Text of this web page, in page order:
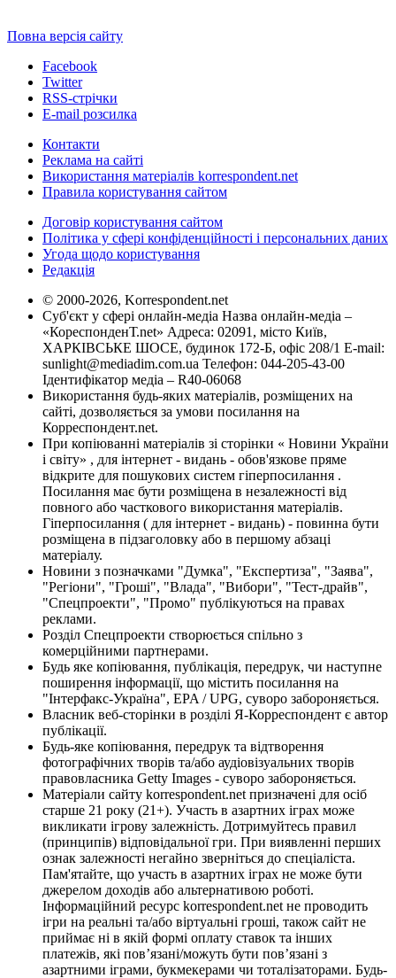
Повна версія сайту
Facebook
Twitter
RSS-стрічки
E-mail розсилка
Контакти
Реклама на сайті
Використання матеріалів korrespondent.net
Правила користування сайтом
Договір користування сайтом
Політика у сфері конфіденційності і персональних даних
Угода щодо користування
Редакція
© 2000-2026, Korrespondent.net
Суб'єкт у сфері онлайн-медіа Назва онлайн-медіа –
«КореспонденТ.net» Адреса: 02091, місто Київ,
ХАРКІВСЬКЕ ШОСЕ, будинок 172-Б, офіс 208/1 E-mail:
sunlight@mediadim.com.ua Телефон: 044-205-43-00
Ідентифікатор медіа – R40-06068
Використання будь-яких матеріалів, розміщених на
сайті, дозволяється за умови посилання на
Корреспондент.net.
При копіюванні матеріалів зі сторінки « Новини України
і світу» , для інтернет - видань - обов'язкове пряме
відкрите для пошукових систем гіперпосилання .
Посилання має бути розміщена в незалежності від
повного або часткового використання матеріалів.
Гіперпосилання ( для інтернет - видань) - повинна бути
розміщена в підзаголовку або в першому абзаці
матеріалу.
Новини з позначками "Думка", "Експертиза", "Заява",
"Регіони", "Гроші", "Влада", "Вибори", "Тест-драйв",
"Спецпроекти", "Промо" публікуються на правах
реклами.
Розділ Спецпроекти створюється спільно з
комерційними партнерами.
Будь яке копіювання, публікація, передрук, чи наступне
поширення інформації, що містить посилання на
"Інтерфакс-Україна", EPA / UPG, суворо забороняється.
Власник веб-сторінки в розділі Я-Корреспондент є автор
публікації.
Будь-яке копіювання, передрук та відтворення
фотографічних творів та/або аудіовізуальних творів
правовласника Getty Images - суворо забороняється.
Матеріали сайту korrespondent.net призначені для осіб
старше 21 року (21+). Участь в азартних іграх може
викликати ігрову залежність. Дотримуйтесь правил
(принципів) відповідальної гри. При виявленні перших
ознак залежності негайно зверніться до спеціаліста.
Пам'ятайте, що участь в азартних іграх не може бути
джерелом доходів або альтернативою роботі.
Інформаційний ресурс korrespondent.net не проводить
ігри на реальні та/або віртуальні гроші, також сайт не
приймає ні в якій формі оплату ставок та інших
платежів, які пов’язані/можуть бути пов’язані з
азартними іграми, букмекерами чи тоталізаторами. Будь-